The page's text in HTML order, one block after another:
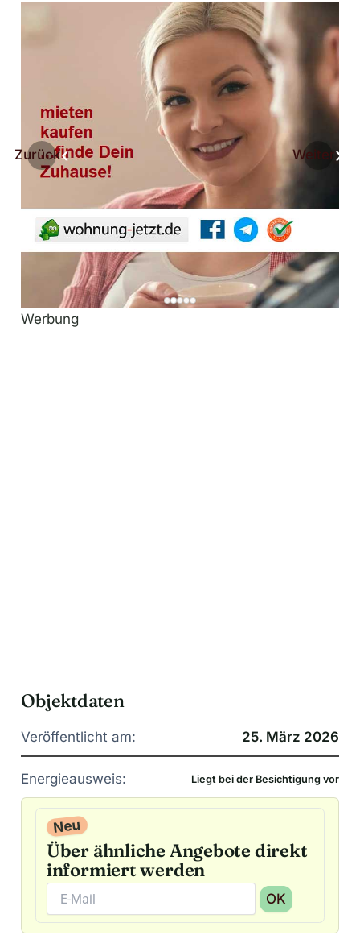
Zurück Weiter
Werbung
Objektdaten
Veröffentlicht am: 25. März 2026
Energieausweis: Liegt bei der Besichtigung vor
Neu
Über ähnliche Angebote direkt
informiert werden
OK
A